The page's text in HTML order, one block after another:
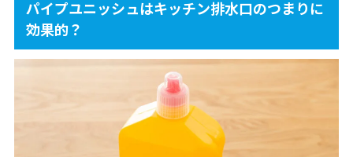
パイプユニッシュはキッチン排水口のつまりに
効果的？